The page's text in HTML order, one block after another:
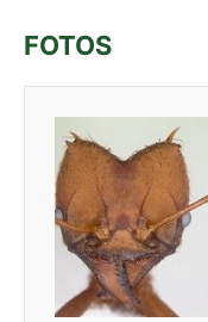
FOTOS